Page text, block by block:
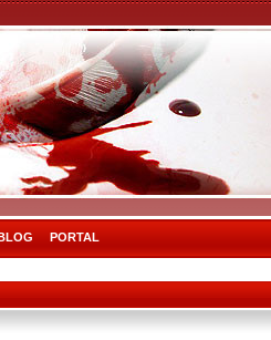
PORTAL